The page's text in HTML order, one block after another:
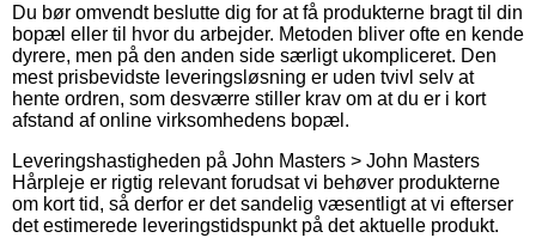
Du bør omvendt beslutte dig for at få produkterne bragt til din
bopæl eller til hvor du arbejder. Metoden bliver ofte en kende
dyrere, men på den anden side særligt ukompliceret. Den
mest prisbevidste leveringsløsning er uden tvivl selv at
hente ordren, som desværre stiller krav om at du er i kort
afstand af online virksomhedens bopæl.
Leveringshastigheden på John Masters > John Masters
Hårpleje er rigtig relevant forudsat vi behøver produkterne
om kort tid, så derfor er det sandelig væsentligt at vi efterser
det estimerede leveringstidspunkt på det aktuelle produkt.